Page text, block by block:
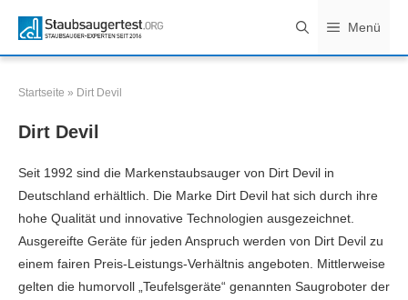
Inhalt
springen
Menü
Startseite » Dirt Devil
Dirt Devil
Seit 1992 sind die Markenstaubsauger von Dirt Devil in
Deutschland erhältlich. Die Marke Dirt Devil hat sich durch ihre
hohe Qualität und innovative Technologien ausgezeichnet.
Ausgereifte Geräte für jeden Anspruch werden von Dirt Devil zu
einem fairen Preis-Leistungs-Verhältnis angeboten. Mittlerweise
gelten die humorvoll „Teufelsgeräte“ genannten Saugroboter der